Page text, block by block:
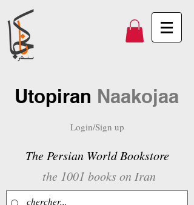
Utopiran Naakojaa
Login/Sign up
The Persian World Bookstore
the 1001 books on Iran